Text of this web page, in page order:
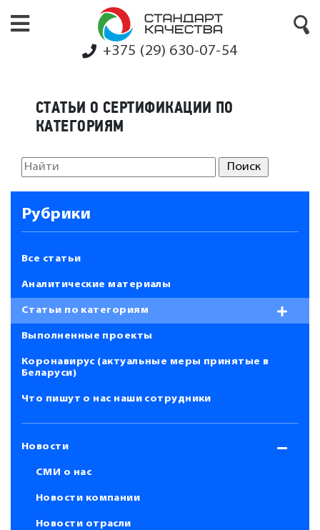
+375 (29) 630-07-54
СТАТЬИ О СЕРТИФИКАЦИИ ПО
КАТЕГОРИЯМ
Рубрики
Все статьи
Аналитические материалы
Статьи по категориям
Выполненные проекты
Коронавирус (актуальные меры принятые в
Беларуси)
Что пишут о нас наши сотрудники
Новости
СМИ о нас
Новости компании
Новости отрасли